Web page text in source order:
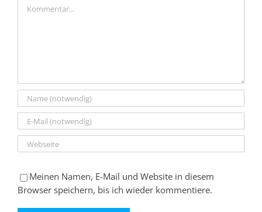
Meinen Namen, E-Mail und Website in diesem
Browser speichern, bis ich wieder kommentiere.